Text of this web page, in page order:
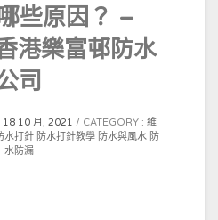
些原因？ –
港樂富邨防水
司
18 10 月, 2021 CATEGORY : 維
水打針 防水打針教學 防水與風水 防
水防漏